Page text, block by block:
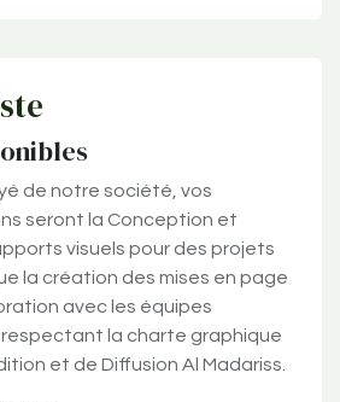
de notre société, vos
seront la Conception et
visuels pour des projets
la création des mises en page
avec les équipes
la charte graphique
et de Diffusion Al Madariss.